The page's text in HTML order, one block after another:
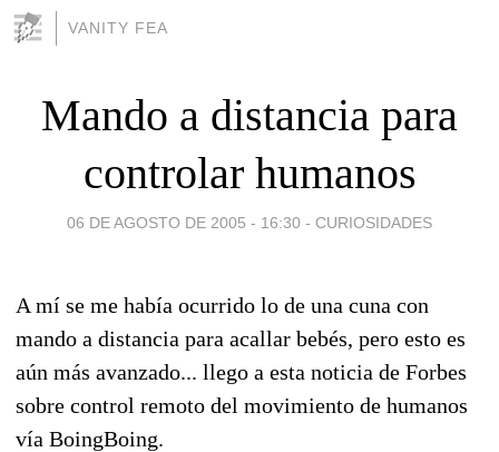
VANITY FEA
Mando a distancia para
controlar humanos
06 DE AGOSTO DE 2005 - 16:30 - CURIOSIDADES
A mí se me había ocurrido lo de una cuna con
mando a distancia para acallar bebés, pero esto es
aún más avanzado... llego a esta noticia de Forbes
sobre control remoto del movimiento de humanos
vía BoingBoing.